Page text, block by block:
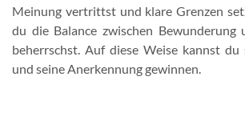
Meinung vertrittst und klare Grenzen
du die Balance zwischen Bewunderung
beherrschst. Auf diese Weise kannst du
und seine Anerkennung gewinnen.